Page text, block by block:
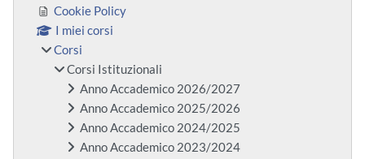
Cookie Policy
I miei corsi
Corsi
Corsi Istituzionali
Anno Accademico 2026/2027
Anno Accademico 2025/2026
Anno Accademico 2024/2025
Anno Accademico 2023/2024